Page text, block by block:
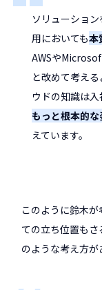
ソリューショ
用においても本
AWSや
と改めて考え
ウドの知識は
もっと根本的
えています。
このように鈴木
ての立ち位置も
のような考え方が